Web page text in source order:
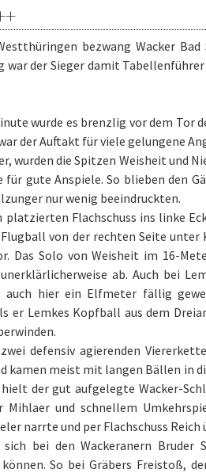
bezwang Wacker Bad
war der Sieger damit
wurde es brenzlig vor dem Tor
der Auftakt für viele gelungene
wurden die Spitzen Weisheit und
gute Anspiele. So blieben den
nur wenig beeindruckten.
Flachschuss ins linke
von der rechten Seite
Das Solo von Weisheit im 16-
ab. Auch bei
hier ein Elfmeter fällig
er Lemkes Kopfball aus dem
defensiv agierenden
kamen meist mit langen Bällen in
der gut aufgelegte Wacker-
und schnellem
narrte und per Flachschuss Reich
bei den Wackeranern Bruder
So bei Gräbers Freistoß,